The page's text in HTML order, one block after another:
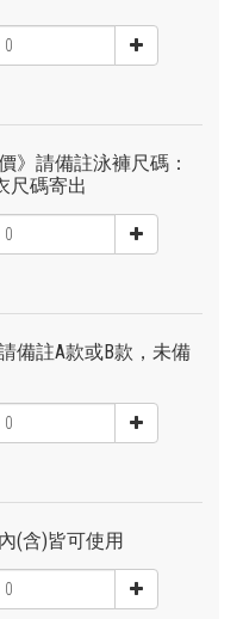
》請備註泳褲尺碼：
尺碼寄出
備註A款或B款，未備
(含)皆可使用